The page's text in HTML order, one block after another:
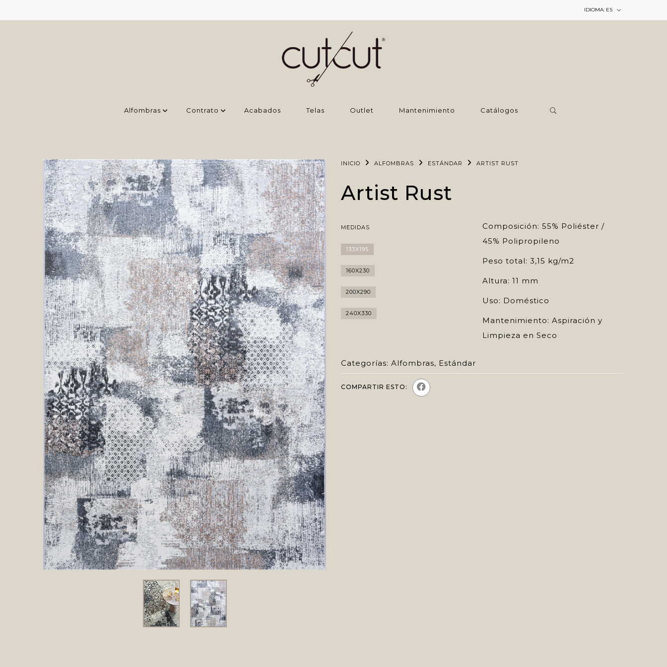
IDIOMA: ES
Alfombras Contrato Acabados Telas Outlet Mantenimiento Catálogos
INICIO ALFOMBRAS ESTÁNDAR ARTIST RUST
Artist Rust
MEDIDAS
133X195
160X230
200X290
240X330
Composición: 55% Poliéster /
45% Polipropileno
Peso total: 3,15 kg/m2
Altura: 11 mm
Uso: Doméstico
Mantenimiento: Aspiración y
Limpieza en Seco
Categorías: Alfombras, Estándar
COMPARTIR ESTO: